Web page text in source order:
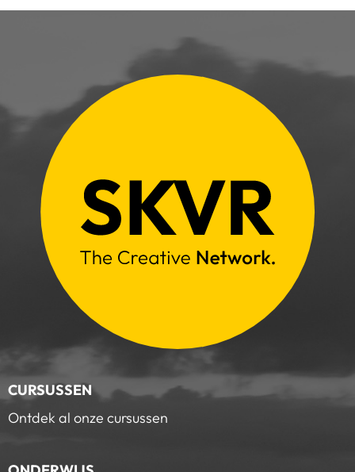
CURSUSSEN
Ontdek al onze cursussen